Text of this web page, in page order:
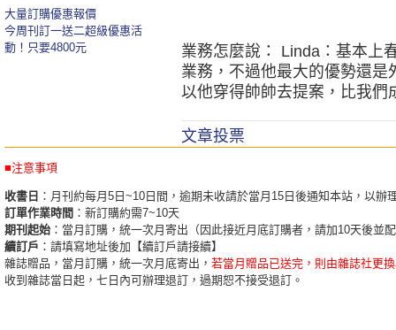
業務怎麼說： Linda：基本上
業務，不過他最大的優勢還
以他穿得帥帥去提案，比我們
文章投票
大量訂購優惠報價
今周刊訂一送二超級優惠活
動！只要4800元
■注意事項
收書日 ：月刊約每月5日~10日間，逾期未收請於當月15日後通知本站，以辦
訂單作業時間 ：新訂購約需7~10天
期刊起始 ：當月訂購，統一次月寄出（因此接近月底訂購者，請加10天後並
續訂戶 ：請填寫地址後加【續訂戶請接續】
雜誌贈品，當月訂購，統一次月底寄出， 若當月贈品已送完，則由雜誌社更
收到雜誌當日起，七日內可辦理退訂，過期恕不接受退訂。